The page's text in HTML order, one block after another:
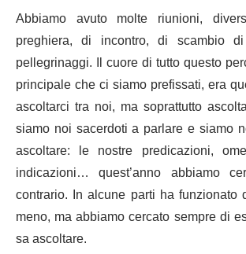
Abbiamo avuto molte riunioni,
preghiera, di incontro, di scambio
pellegrinaggi. Il cuore di tutto questo
principale che ci siamo prefissati, era
ascoltarci tra noi, ma soprattutto
siamo noi sacerdoti a parlare e siamo
ascoltare: le nostre predicazioni,
indicazioni… quest’anno abbiamo
contrario. In alcune parti ha
meno, ma abbiamo cercato sempre di
sa ascoltare.